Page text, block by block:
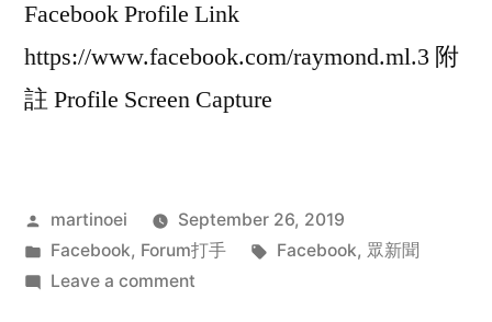
Facebook Profile Link
https://www.facebook.com/raymond.ml.3 附
註 Profile Screen Capture
Posted
by
martinoei
September 26, 2019
Posted
in
Facebook, Forum打手 Tags:
Facebook, 眾新聞
Leave a commenton